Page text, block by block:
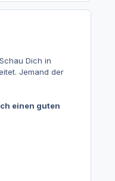
Dich in
Jemand der
einen guten